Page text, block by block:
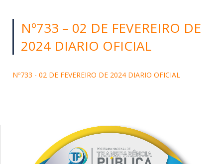
Nº733 – 02 DE FEVEREIRO DE
2024 DIARIO OFICIAL
Nº733 - 02 DE FEVEREIRO DE 2024 DIARIO OFICIAL